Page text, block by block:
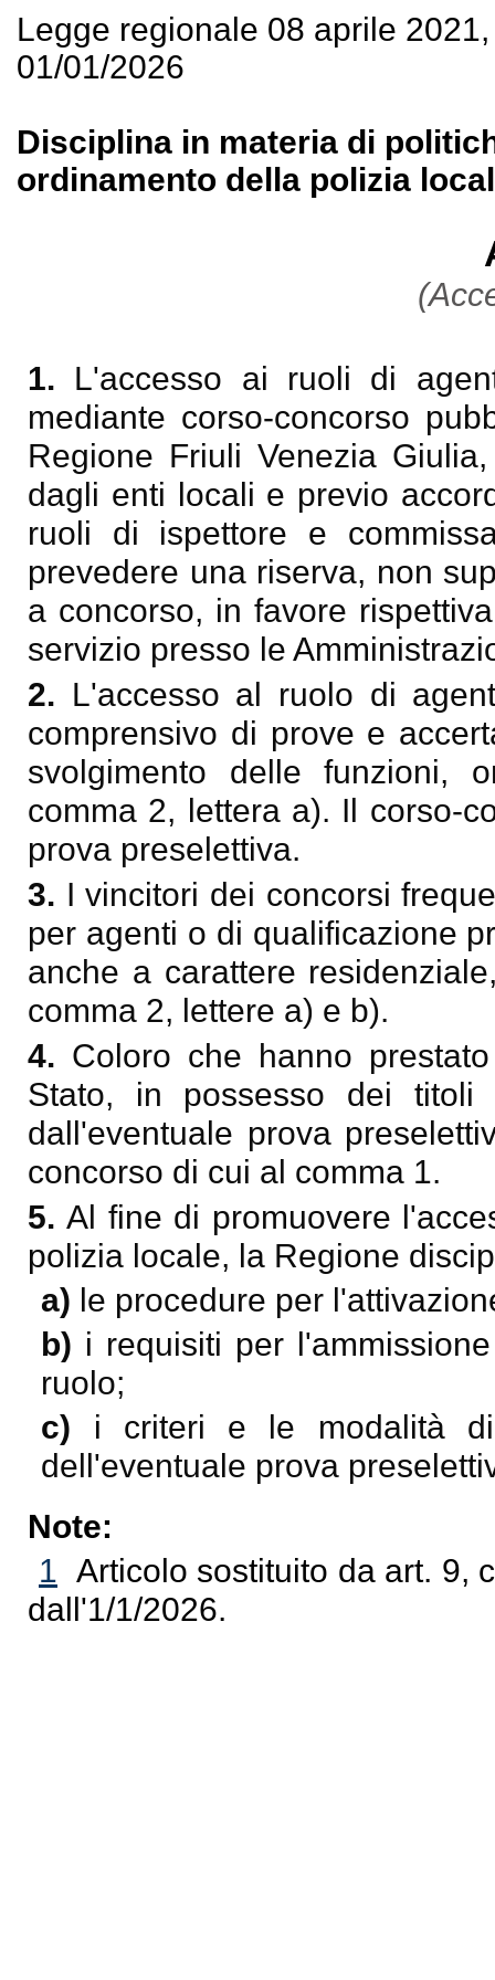
Legge regionale 08 aprile
01/01/2026
Disciplina in materia di
ordinamento della polizia
1. L'accesso ai ruoli di
mediante corso-concorso
Regione Friuli Venezia
dagli enti locali e previo
ruoli di ispettore e
prevedere una riserva, non
a concorso, in favore
servizio presso le
2. L'accesso al ruolo di
comprensivo di prove e
svolgimento delle funzioni,
comma 2, lettera a). Il corso-
prova preselettiva.
3. I vincitori dei concorsi
per agenti o di qualificazione
anche a carattere
comma 2, lettere a) e b).
4. Coloro che hanno
Stato, in possesso dei titoli
dall'eventuale prova
concorso di cui al comma 1.
5.Al fine di promuovere
polizia locale, la Regione
a) le procedure per
b) i requisiti per
ruolo;
c) i criteri e le modalità di
dell'eventuale prova
Note:
1 Articolo sostituito da art. 9,
dall'1/1/2026.